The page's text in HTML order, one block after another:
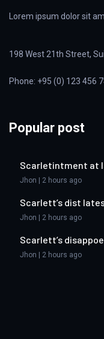
Lorem ipsum dolor sit
198 West 21th Street,
Phone: +95 (0) 123 456
Popular post
Scarletintment at
Jhon | 2 hours ago
Scarlett’s dist
Jhon | 2 hours ago
Scarlett’s
Jhon | 2 hours ago